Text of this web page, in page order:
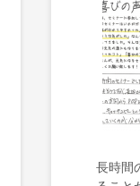
長時間